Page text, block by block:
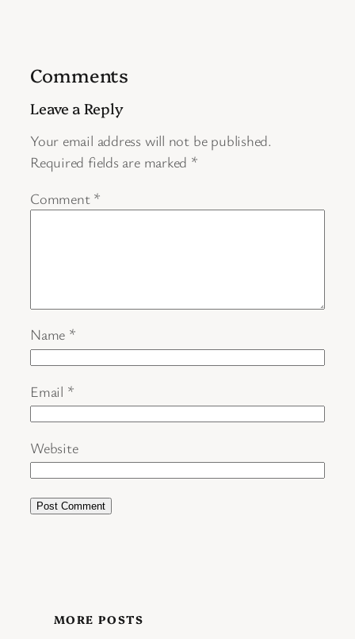
Comments
Leave a Reply
Your email address will not be published.
Required fields are marked *
Comment *
Name *
Email *
Website
MORE POSTS